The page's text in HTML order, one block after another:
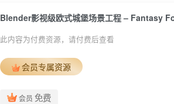
Blender影视级欧式城堡场景工程 – Fantasy
此内容为付费资源，请付费后查看
会员专属资源
会员 免费